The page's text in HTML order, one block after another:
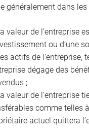
généralement dans
valeur de l’entreprise
ou d’une
actifs de l’entreprise,
dégage des
;
valeur de l’entreprise
comme telles
actuel quittera